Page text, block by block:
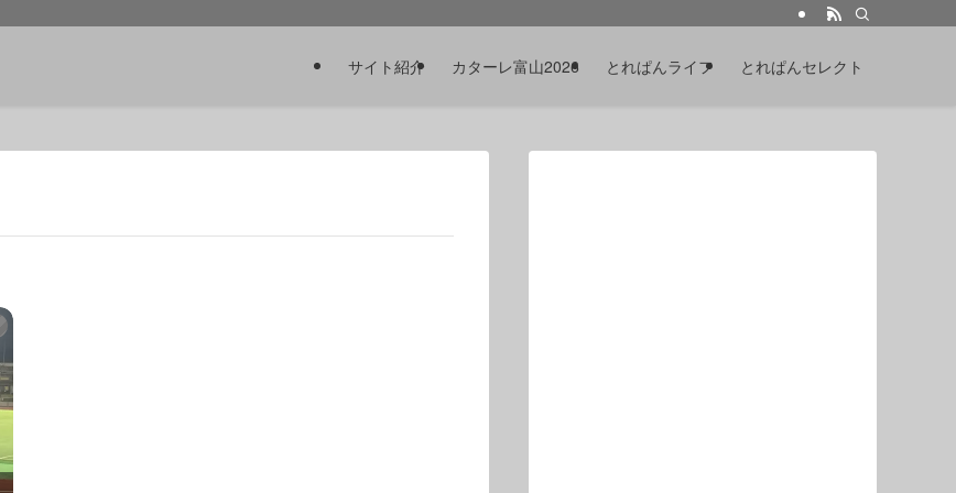
サイト紹介 カターレ富山2026 とれぱんライフ とれぱんセレクト